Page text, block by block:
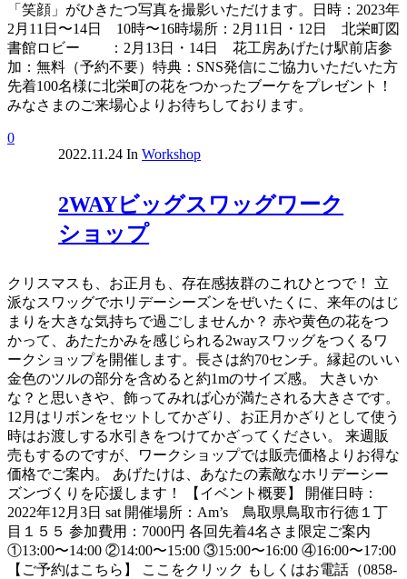
「笑顔」がひきたつ写真を撮影いただけます。日時：2023年
2月11日〜14日 10時〜16時場所：2月11日・12日 北栄町図
書館ロビー ：2月13日・14日 花工房あげたけ駅前店参
加：無料（予約不要）特典：SNS発信にご協力いただいた方
先着100名様に北栄町の花をつかったブーケをプレゼント！
みなさまのご来場心よりお待ちしております。
0
2022.11.24 In Workshop
2WAYビッグスワッグワーク
ショップ
クリスマスも、お正月も、存在感抜群のこれひとつで！ 立
派なスワッグでホリデーシーズンをぜいたくに、来年のはじ
まりを大きな気持ちで過ごしませんか？ 赤や黄色の花をつ
かって、あたたかみを感じられる2wayスワッグをつくるワ
ークショップを開催します。長さは約70センチ。縁起のいい
金色のツルの部分を含めると約1mのサイズ感。 大きいか
な？と思いきや、飾ってみれば心が満たされる大きさです。
12月はリボンをセットしてかざり、お正月かざりとして使う
時はお渡しする水引きをつけてかざってください。 来週販
売もするのですが、ワークショップでは販売価格よりお得な
価格でご案内。 あげたけは、あなたの素敵なホリデーシー
ズンづくりを応援します！ 【イベント概要】 開催日時：
2022年12月3日 sat 開催場所：Am’s 鳥取県鳥取市行徳１丁
目１５５ 参加費用：7000円 各回先着4名さま限定ご案内
①13:00〜14:00 ②14:00〜15:00 ③15:00〜16:00 ④16:00〜17:00
【ご予約はこちら】 ここをクリック もしくはお電話（0858-